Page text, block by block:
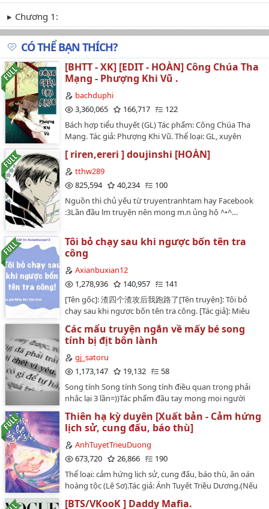
Chương 1:
CÓ THỂ BẠN THÍCH?
[BHTT - XK] [EDIT - HOÀN] Công Chúa Tha
Mạng - Phượng Khi Vũ .
bachduphi
3,360,065
166,717
122
Bách hợp tiểu thuyết (GL) Tác phẩm: Công Chúa Tha
Mạng. Tác giả: Phượng Khi Vũ. Thể loại: GL, xuyên
không, cổ trang, cung đình tranh đấu, tình hữu độc
chung, HE. Couple: Nguyên Thương x Cố Nguyệt Mẫn ,
Cố Thường Y x Túc Sa Duyệt Dung. Nguồn QT :
Bachhoptt. Editor : Bạch Du Phi. Độ dài : 119 chương (
[ riren,ereri ] doujinshi [HOÀN]
tthw289
825,594
40,234
100
Nguồn thì chủ yếu từ truyentranhtam hay Facebook
:3Lần đầu lm truyện nên mong m.n ủng hộ ^•^…
Tôi bỏ chạy sau khi ngược bốn tên tra
công
Axianbuxian12
1,278,936
140,957
141
[Tên gốc]: 渣四个渣攻后我跑路了[Tên truyện]: Tôi bỏ
chạy sau khi ngược bốn tên tra công. [Tác giả]: Miêu
Bát Tiên Sinh/猫八先生[Thể loại]: Boylove, chủ thụ,
xuyên sách, hiện đại, dị năng, nghịch tập, nhẹ nhàng,
sảng văn, HE, 1v1, thanh thuỷ văn. [Tình trạng bản
gốc]: 136 chương (133 chương chính văn - 3 chương
ngoại truyện)[Nguồn raw]: Tấn Giang [Tình trạng]: đã
Axianbuxian1212/03/2021 - 28/08/2021Đây là bộ truyện
đầu tiên mình edit, sẽ có nhiều thiếu xót, mong mọi
người đóng góp với mình nhé! Chúc mọi người đọc
truyện vui vẻ! [BẢN EDIT CHƯA CÓ SỰ CHO PHÉP CỦA
TÁC GIẢ. VUI LÒNG KHÔNG MANG ĐI NƠI KHÁC! CẢM
ƠN!] Truyện chỉ được đăng tải trên wattpad
@Axianbuxian12 và wordpress @Axianbuxian…
Các mẩu truyện ngắn về mấy bé song
tính bị địt bôn lành
gj_satoru
1,173,147
19,132
58
Song tính Song tính Song tính điều quan trọng phải
nhắc lại 3 lần=))Tác phẩm đầu tay mong mọi người
chiếu cốTruyện seg nên hãy bỏ não ra rồi đọc nhaa=))…
Thiên hạ kỳ duyên [Xuất bản - Cảm hứng
lịch sử, cung đấu, báo thù]
AnhTuyetTrieuDuong
673,720
26,866
190
Thể loại: cảm hứng lịch sử, cung đấu, báo thù, ân oán
hoàng tộc (Lê Sơ).Tác giả: Ánh Tuyết Triều Dương.(Nếu
[BTS/VKooK ] Daddy Mafia.